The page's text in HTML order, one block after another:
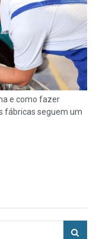
e como fazer
fábricas seguem um